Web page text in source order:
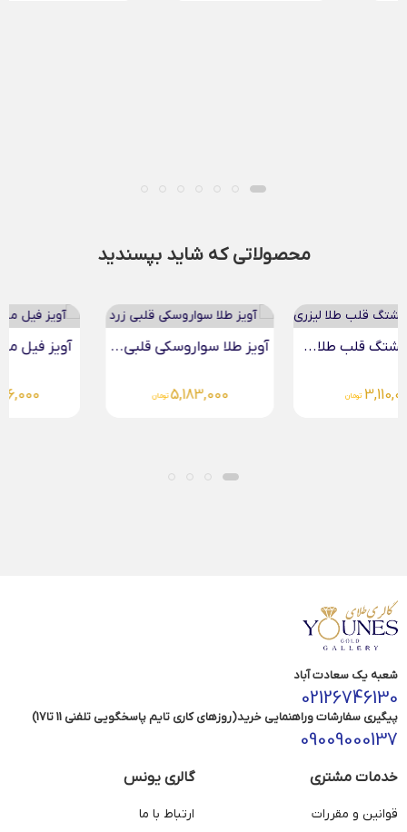
محصولاتی که شاید بپسندید
آویز طلا سواروسکی قلبی... آویز فیل مینیمال طلا...
4,146,000
شعبه یک سعادت آباد
02126746130
پیگیری سفارشات وراهنمایی خرید(روزهای کاری تایم پاسخگویی تلفنی 11 تا17)
09009000137
خدمات مشتری
قوانین و مقررات
گالری یونس
ارتباط با ما